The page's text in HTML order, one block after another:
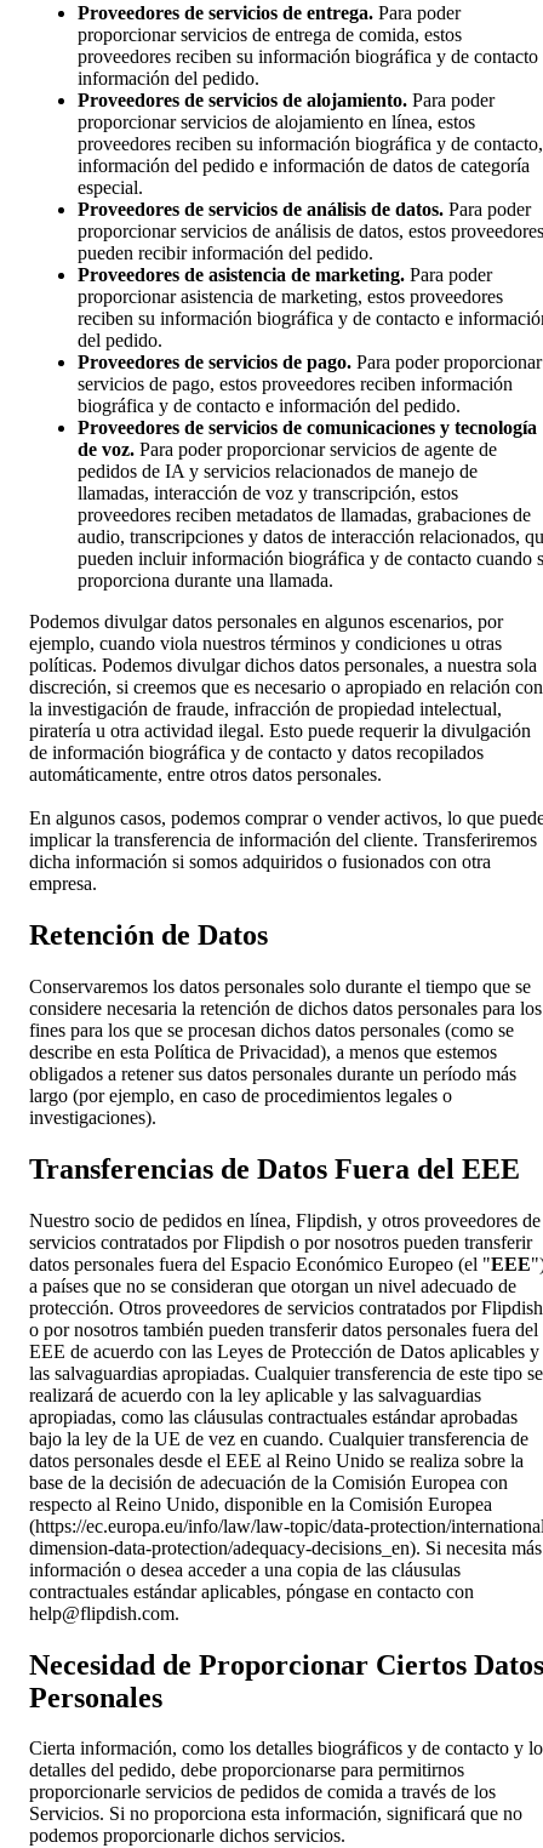
Proveedores de servicios de entrega. Para poder
proporcionar servicios de entrega de comida, estos
proveedores reciben su información biográfica y de contacto
información del pedido.
Proveedores de servicios de alojamiento. Para poder
proporcionar servicios de alojamiento en línea, estos
proveedores reciben su información biográfica y de contacto,
información del pedido e información de datos de categoría
especial.
Proveedores de servicios de análisis de datos. Para poder
proporcionar servicios de análisis de datos, estos proveedores
pueden recibir información del pedido.
Proveedores de asistencia de marketing. Para poder
proporcionar asistencia de marketing, estos proveedores
reciben su información biográfica y de contacto e
del pedido.
Proveedores de servicios de pago. Para poder proporcionar
servicios de pago, estos proveedores reciben información
biográfica y de contacto e información del pedido.
Proveedores de servicios de comunicaciones y tecnología
de voz. Para poder proporcionar servicios de agente de
pedidos de IA y servicios relacionados de manejo de
llamadas, interacción de voz y transcripción, estos
proveedores reciben metadatos de llamadas, grabaciones de
audio, transcripciones y datos de interacción relacionados,
pueden incluir información biográfica y de contacto cuando
proporciona durante una llamada.
Podemos divulgar datos personales en algunos escenarios, por
ejemplo, cuando viola nuestros términos y condiciones u otras
políticas. Podemos divulgar dichos datos personales, a nuestra sola
discreción, si creemos que es necesario o apropiado en relación con
la investigación de fraude, infracción de propiedad intelectual,
piratería u otra actividad ilegal. Esto puede requerir la divulgación
de información biográfica y de contacto y datos recopilados
automáticamente, entre otros datos personales.
En algunos casos, podemos comprar o vender activos, lo que
implicar la transferencia de información del cliente. Transferiremos
dicha información si somos adquiridos o fusionados con otra
empresa.
Retención de Datos
Conservaremos los datos personales solo durante el tiempo que se
considere necesaria la retención de dichos datos personales para los
fines para los que se procesan dichos datos personales (como se
describe en esta Política de Privacidad), a menos que estemos
obligados a retener sus datos personales durante un período más
largo (por ejemplo, en caso de procedimientos legales o
investigaciones).
Transferencias de Datos Fuera del EEE
Nuestro socio de pedidos en línea, Flipdish, y otros proveedores de
servicios contratados por Flipdish o por nosotros pueden transferir
datos personales fuera del Espacio Económico Europeo (el "EEE
a países que no se consideran que otorgan un nivel adecuado de
protección. Otros proveedores de servicios contratados por Flipdish
o por nosotros también pueden transferir datos personales fuera del
EEE de acuerdo con las Leyes de Protección de Datos aplicables y
las salvaguardias apropiadas. Cualquier transferencia de este tipo se
realizará de acuerdo con la ley aplicable y las salvaguardias
apropiadas, como las cláusulas contractuales estándar aprobadas
bajo la ley de la UE de vez en cuando. Cualquier transferencia de
datos personales desde el EEE al Reino Unido se realiza sobre la
base de la decisión de adecuación de la Comisión Europea con
respecto al Reino Unido, disponible en la Comisión Europea
(https://ec.europa.eu/info/law/law-topic/data-protection/
dimension-data-protection/adequacy-decisions_en). Si necesita más
información o desea acceder a una copia de las cláusulas
contractuales estándar aplicables, póngase en contacto con
help@flipdish.com.
Necesidad de Proporcionar Ciertos Datos
Personales
Cierta información, como los detalles biográficos y de contacto y
detalles del pedido, debe proporcionarse para permitirnos
proporcionarle servicios de pedidos de comida a través de los
Servicios. Si no proporciona esta información, significará que no
podemos proporcionarle dichos servicios.